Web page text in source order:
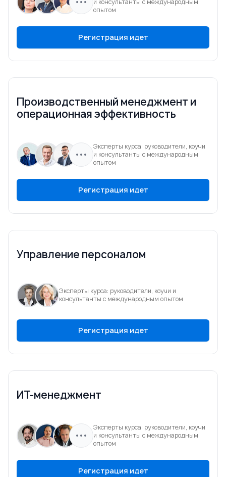
и консультанты с международным
опытом
Регистрация идет
Производственный менеджмент и
операционная эффективность
Эксперты курса: руководители, коучи
и консультанты с международным
опытом
Регистрация идет
Управление персоналом
Эксперты курса: руководители, коучи и
консультанты с международным опытом
Регистрация идет
ИТ-менеджмент
Эксперты курса: руководители, коучи
и консультанты с международным
опытом
Регистрация идет